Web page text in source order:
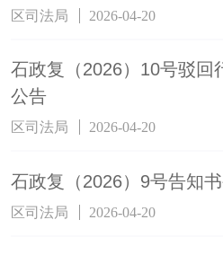
区司法局 2026-04-20
石政复（2026）10号驳回
公告
区司法局 2026-04-20
石政复（2026）9号告知
区司法局 2026-04-20